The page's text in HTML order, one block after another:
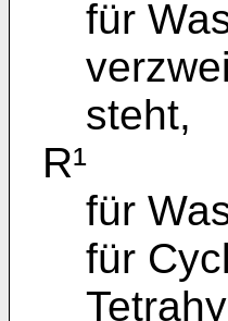
für
steht,
R¹
für
für